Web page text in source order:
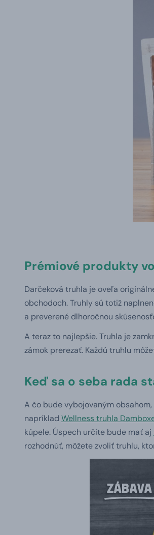
Prémiové produkty
Darčeková truhla je oveľa
obchodoch. Truhly sú totiž
a preverené dlhoročnou
A teraz to najlepšie. Truhla je
zámok prerezať. Každú truhlu
Keď sa o seba rada
A čo bude vybojovaným
napríklad Wellness truhla
kúpele. Úspech určite bude mať aj
rozhodnúť, môžete zvoliť truhlu,